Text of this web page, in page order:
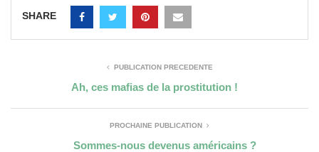
SHARE
PUBLICATION PRÉCÉDENTE
Ah, ces mafias de la prostitution !
PROCHAINE PUBLICATION
Sommes-nous devenus américains ?